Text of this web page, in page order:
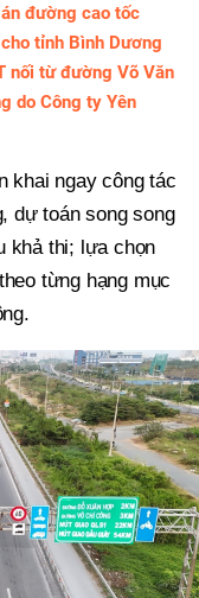
đường cao tốc
tỉnh Bình Dương
nối từ đường Võ Văn
do Công ty Yên
khai ngay công tác
dự toán song song
khả thi; lựa chọn
từng hạng mục